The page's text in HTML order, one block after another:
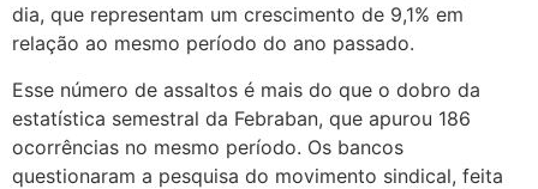
dia, que representam um crescimento de 9,1% em
relação ao mesmo período do ano passado.
Esse número de assaltos é mais do que o dobro da
estatística semestral da Febraban, que apurou 186
ocorrências no mesmo período. Os bancos
questionaram a pesquisa do movimento sindical, feita